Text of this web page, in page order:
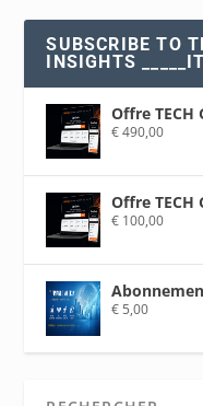
SUBSCRIBE TO
INSIGHTS
Offre TECH
€490,00
Offre TECH
€ 100,00
€ 5,00